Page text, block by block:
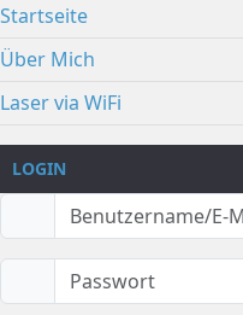
Startseite
Über Mich
Laser via WiFi
LOGIN